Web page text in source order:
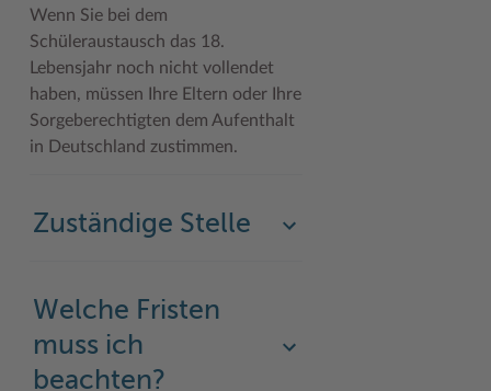
Wenn Sie bei dem
Schüleraustausch das 18.
Lebensjahr noch nicht vollendet
haben, müssen Ihre Eltern oder Ihre
Sorgeberechtigten dem Aufenthalt
in Deutschland zustimmen.
Zuständige Stelle
Welche Fristen
muss ich
beachten?